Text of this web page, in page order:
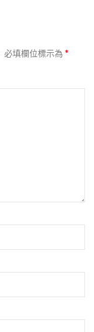
必填欄位標示為 *